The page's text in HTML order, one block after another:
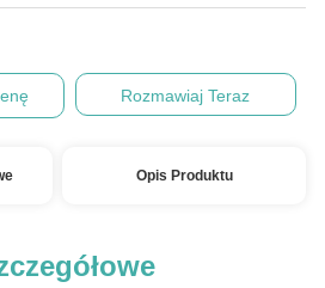
Rozmawiaj Teraz
Opis Produktu